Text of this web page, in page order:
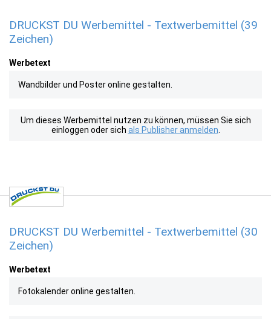
DRUCKST DU Werbemittel - Textwerbemittel (39
Zeichen)
Werbetext
Wandbilder und Poster online gestalten.
Um dieses Werbemittel nutzen zu können, müssen Sie sich
einloggen oder sich als Publisher anmelden
DRUCKST DU Werbemittel - Textwerbemittel (30
Zeichen)
Werbetext
Fotokalender online gestalten.